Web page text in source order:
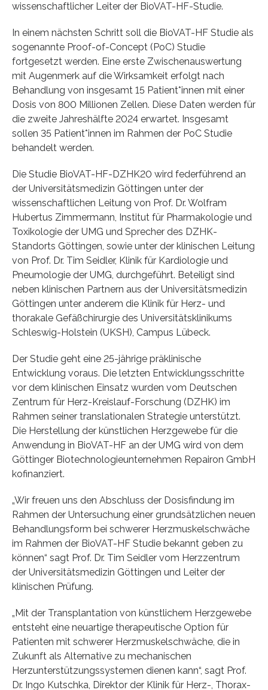
wissenschaftlicher Leiter der BioVAT-HF-Studie.
In einem nächsten Schritt soll die BioVAT-HF Studie als
sogenannte Proof-of-Concept (PoC) Studie
fortgesetzt werden. Eine erste Zwischenauswertung
mit Augenmerk auf die Wirksamkeit erfolgt nach
Behandlung von insgesamt 15 Patient*innen mit einer
Dosis von 800 Millionen Zellen. Diese Daten werden für
die zweite Jahreshälfte 2024 erwartet. Insgesamt
sollen 35 Patient*innen im Rahmen der PoC Studie
behandelt werden.
Die Studie BioVAT-HF-DZHK20 wird federführend an
der Universitätsmedizin Göttingen unter der
wissenschaftlichen Leitung von Prof. Dr. Wolfram
Hubertus Zimmermann, Institut für Pharmakologie und
Toxikologie der UMG und Sprecher des DZHK-
Standorts Göttingen, sowie unter der klinischen Leitung
von Prof. Dr. Tim Seidler, Klinik für Kardiologie und
Pneumologie der UMG, durchgeführt. Beteiligt sind
neben klinischen Partnern aus der Universitätsmedizin
Göttingen unter anderem die Klinik für Herz- und
thorakale Gefäßchirurgie des Universitätsklinikums
Schleswig-Holstein (UKSH), Campus Lübeck.
Der Studie geht eine 25-jährige präklinische
Entwicklung voraus. Die letzten Entwicklungsschritte
vor dem klinischen Einsatz wurden vom Deutschen
Zentrum für Herz-Kreislauf-Forschung (DZHK) im
Rahmen seiner translationalen Strategie unterstützt.
Die Herstellung der künstlichen Herzgewebe für die
Anwendung in BioVAT-HF an der UMG wird von dem
Göttinger Biotechnologieunternehmen Repairon GmbH
kofinanziert.
„Wir freuen uns den Abschluss der Dosisfindung im
Rahmen der Untersuchung einer grundsätzlichen neuen
Behandlungsform bei schwerer Herzmuskelschwäche
im Rahmen der BioVAT-HF Studie bekannt geben zu
können“ sagt Prof. Dr. Tim Seidler vom Herzzentrum
der Universitätsmedizin Göttingen und Leiter der
klinischen Prüfung.
„Mit der Transplantation von künstlichem Herzgewebe
entsteht eine neuartige therapeutische Option für
Patienten mit schwerer Herzmuskelschwäche, die in
Zukunft als Alternative zu mechanischen
Herzunterstützungssystemen dienen kann“, sagt Prof.
Dr. Ingo Kutschka, Direktor der Klinik für Herz-, Thorax-